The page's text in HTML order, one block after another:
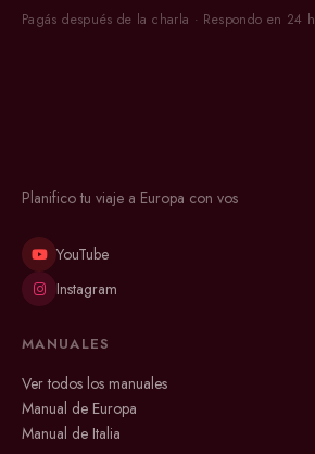
Pagás después de la charla · Respondo en 24 h
Planifico tu viaje a Europa con vos
YouTube
Instagram
MANUALES
Ver todos los manuales
Manual de Europa
Manual de Italia